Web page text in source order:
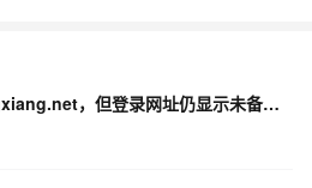
为什么域名已备案，dayingxiang.net，但登录网址仍显示未备案？